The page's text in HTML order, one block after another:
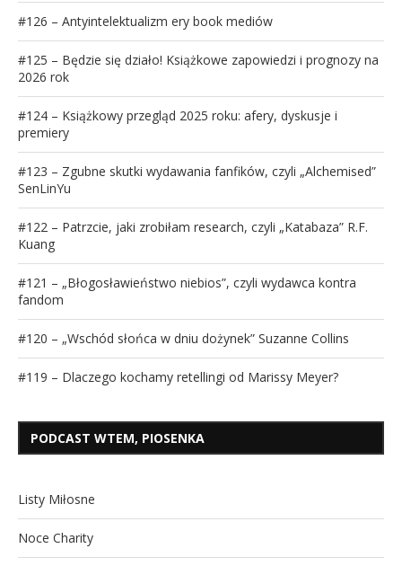
#126 – Antyintelektualizm ery book mediów
#125 – Będzie się działo! Książkowe zapowiedzi i prognozy na
2026 rok
#124 – Książkowy przegląd 2025 roku: afery, dyskusje i
premiery
#123 – Zgubne skutki wydawania fanfików, czyli „Alchemised”
SenLinYu
#122 – Patrzcie, jaki zrobiłam research, czyli „Katabaza” R.F.
Kuang
#121 – „Błogosławieństwo niebios”, czyli wydawca kontra
fandom
#120 – „Wschód słońca w dniu dożynek” Suzanne Collins
#119 – Dlaczego kochamy retellingi od Marissy Meyer?
PODCAST WTEM, PIOSENKA
Listy Miłosne
Noce Charity